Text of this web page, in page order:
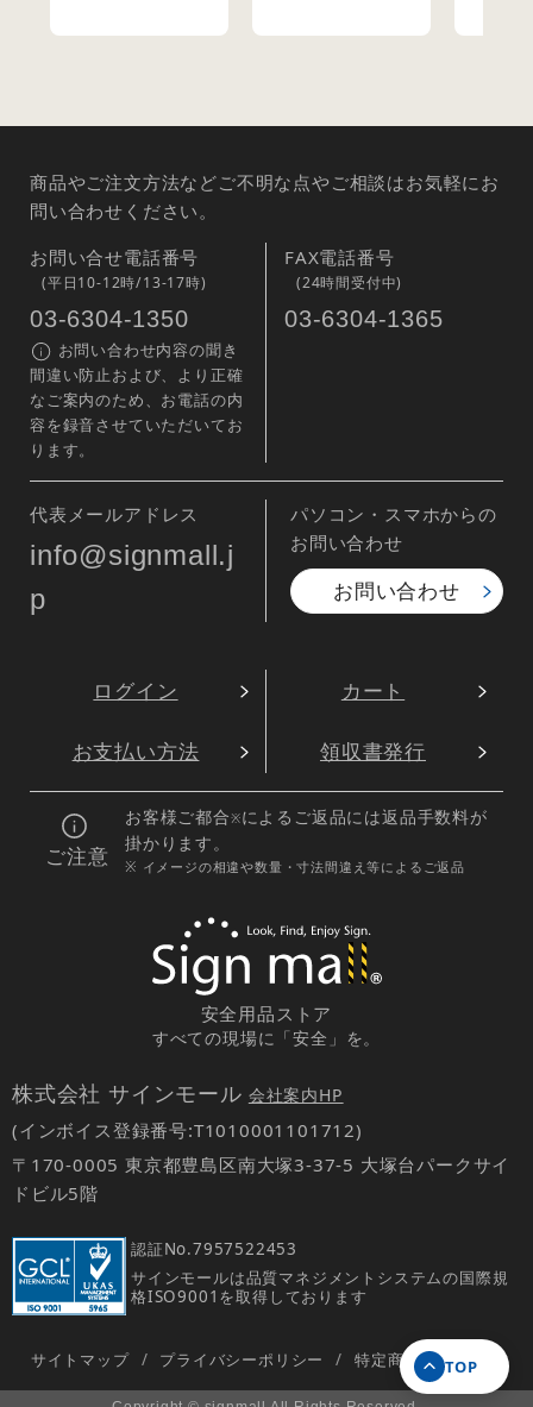
商品やご注文方法などご不明な点やご相談はお気軽にお
問い合わせください。
お問い合せ電話番号
(平日10-12時/13-17時)
03-6304-1350
お問い合わせ内容の聞き
間違い防止および、より正確
なご案内のため、お電話の内
容を録音させていただいてお
ります。
FAX電話番号
(24時間受付中)
03-6304-1365
代表メールアドレス
info@signmall.j
p
パソコン・スマホからの
お問い合わせ
お問い合わせ
ログイン カート
お支払い方法 領収書発行
ご注意
お客様ご都合※によるご返品には返品手数料が
掛かります。
※ イメージの相違や数量・寸法間違え等によるご返品
安全用品ストア
すべての現場に「安全」を。
株式会社 サインモール 会社案内HP
(インボイス登録番号:T1010001101712)
〒170-0005 東京都豊島区南大塚3-37-5 大塚台パークサイ
ドビル5階
認証No.7957522453
サインモールは品質マネジメントシステムの国際規
格ISO9001を取得しております
サイトマップ / プライバシーポリシー / 特定商取引法の表示
TOP